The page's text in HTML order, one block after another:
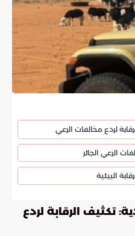
لردع مخالفات الرعي
الرعي الجائر
البيئية
تكثيف الرقابة لردع